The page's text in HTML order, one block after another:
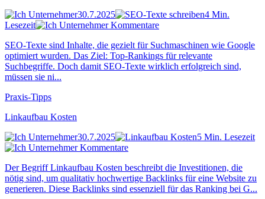
30.7.2025
4 Min.
Lesezeit
Kommentare
SEO-Texte sind Inhalte, die gezielt für Suchmaschinen wie Google
optimiert wurden. Das Ziel: Top-Rankings für relevante
Suchbegriffe. Doch damit SEO-Texte wirklich erfolgreich sind,
müssen sie ni...
Praxis-Tipps
Linkaufbau Kosten
30.7.2025
5 Min. Lesezeit
Kommentare
Der Begriff Linkaufbau Kosten beschreibt die Investitionen, die
nötig sind, um qualitativ hochwertige Backlinks für eine Website zu
generieren. Diese Backlinks sind essenziell für das Ranking bei G...